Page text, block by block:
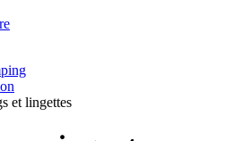
et lingettes